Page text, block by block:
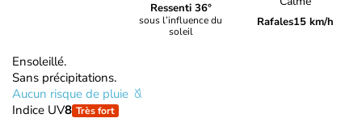
Ressenti 36°
sous l’influence du
soleil
Rafales15 km/h
Ensoleillé.
Sans précipitations.
Aucun risque de pluie
Indice UV8 Très fort